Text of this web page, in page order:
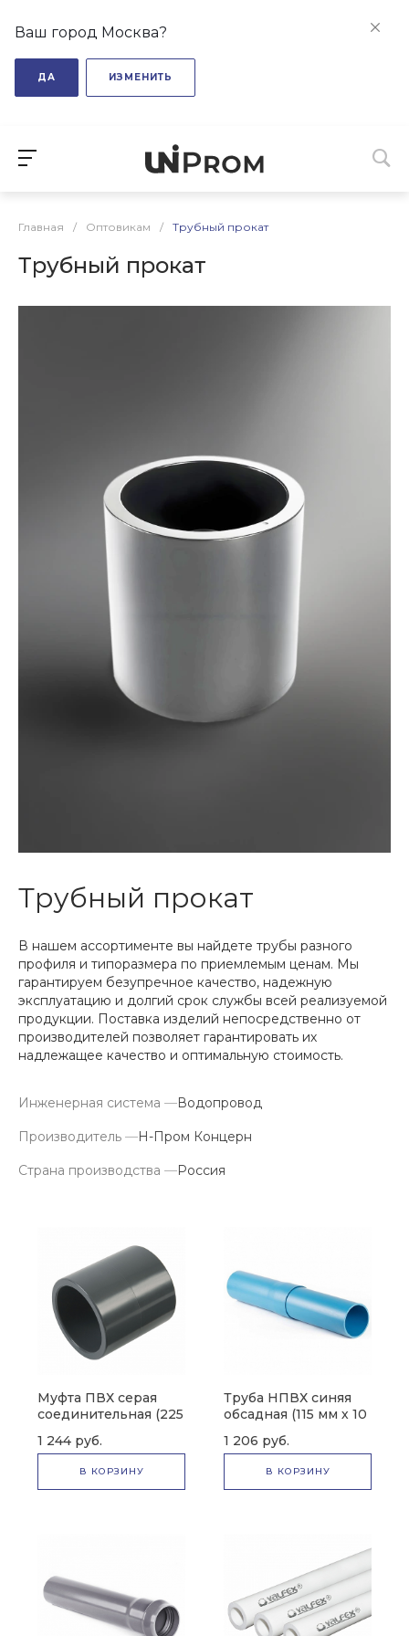
Ваш город Москва?
ДА ИЗМЕНИТЬ
Главная / Оптовикам / Трубный прокат
Трубный прокат
Трубный прокат
В нашем ассортименте вы найдете трубы разного
профиля и типоразмера по приемлемым ценам. Мы
гарантируем безупречное качество, надежную
эксплуатацию и долгий срок службы всей реализуемой
продукции. Поставка изделий непосредственно от
производителей позволяет гарантировать их
надлежащее качество и оптимальную стоимость.
Инженерная система —Водопровод
Производитель —Н-Пром Концерн
Страна производства —Россия
Муфта ПВХ серая
соединительная (225
1 244 руб.
В КОРЗИНУ
Труба НПВХ синяя
обсадная (115 мм х 10
1 206 руб.
В КОРЗИНУ